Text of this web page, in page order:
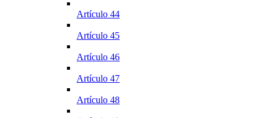
Artículo 44
Artículo 45
Artículo 46
Artículo 47
Artículo 48